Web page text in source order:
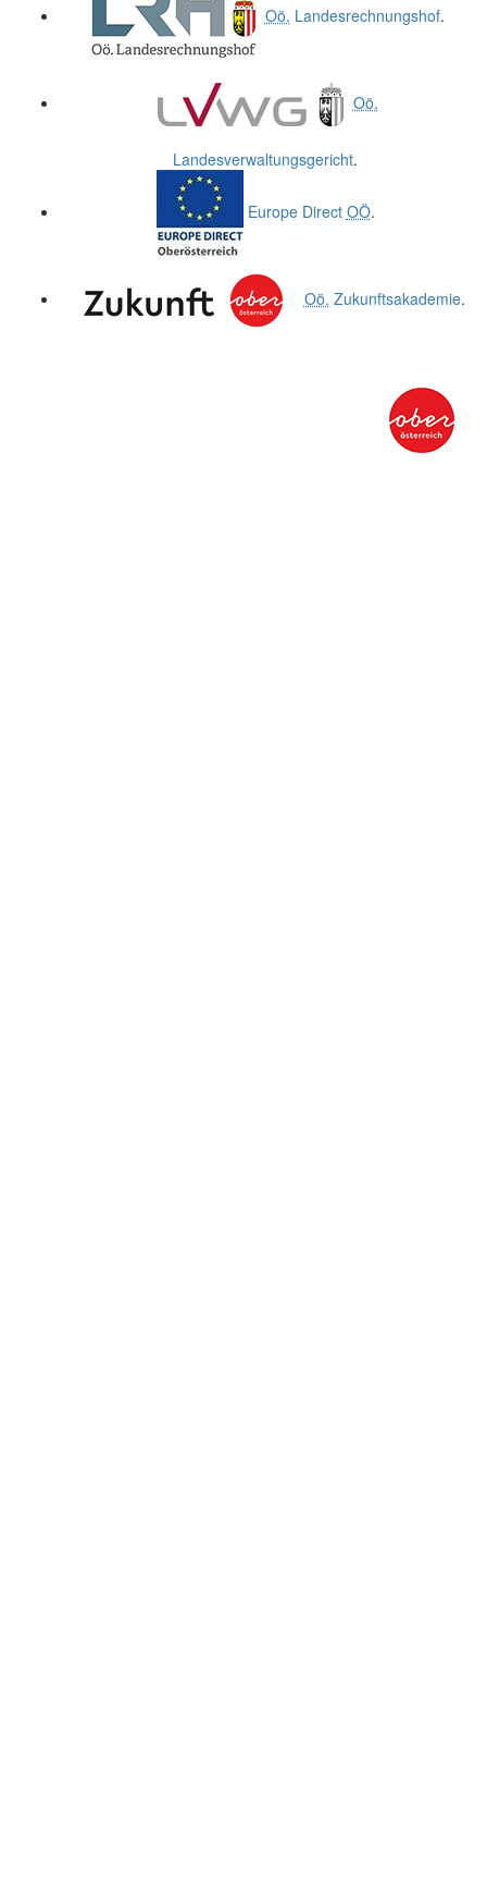
Oö. Landesrechnungshof.
Oö.
Landesverwaltungsgericht.
Europe Direct OÖ.
Oö. Zukunftsakademie.